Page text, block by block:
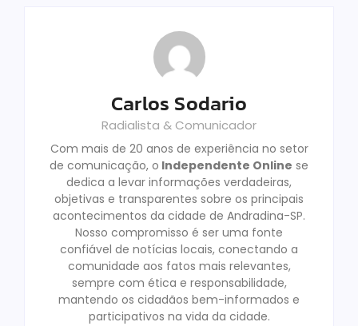
Carlos Sodario
Radialista & Comunicador
Com mais de 20 anos de experiência no setor
de comunicação, o Independente Online se
dedica a levar informações verdadeiras,
objetivas e transparentes sobre os principais
acontecimentos da cidade de Andradina-SP.
Nosso compromisso é ser uma fonte
confiável de notícias locais, conectando a
comunidade aos fatos mais relevantes,
sempre com ética e responsabilidade,
mantendo os cidadãos bem-informados e
participativos na vida da cidade.